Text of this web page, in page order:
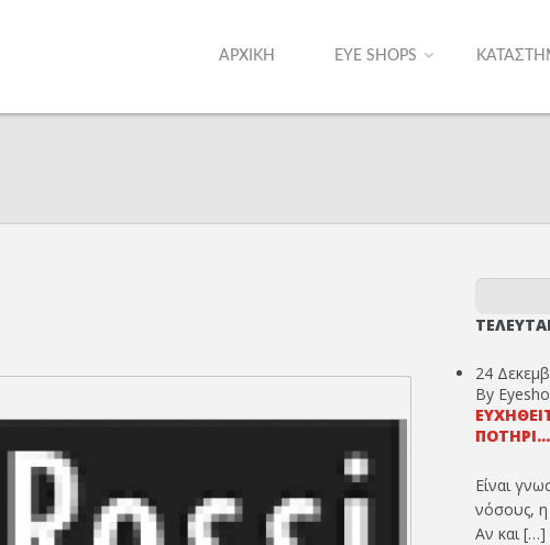
ΑΡΧΙΚΗ EYE SHOPS
24
By
ΠΟΤΉΡΙ...
Είναι
νόσους, η
Αν και […]